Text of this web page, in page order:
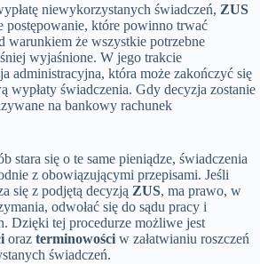
niewykorzystanych świadczeń, ZUS
postępowanie, które powinno trwać
warunkiem że wszystkie potrzebne
wyjaśnione. W jego trakcie
administracyjna, która może zakończyć się
wypłaty świadczenia. Gdy decyzja zostanie
na bankowy rachunek
stara się o te same pieniądze, świadczenia
z obowiązującymi przepisami. Jeśli
się z podjętą decyzją ZUS, ma prawo, w
odwołać się do sądu pracy i
Dzięki tej procedurze możliwe jest
oraz terminowości w załatwianiu roszczeń
świadczeń.